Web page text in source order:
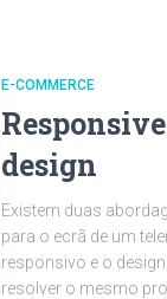
E-COMMERCE
design
Existem duas
para o ecrã de um
responsivo e o
resolver o mesmo